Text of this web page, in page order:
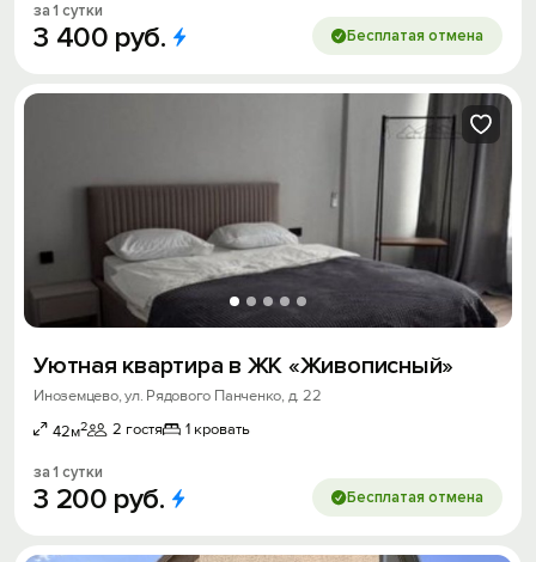
за 1 сутки
3 400 руб. Бесплатая отмена
Уютная квартира в ЖК «Живописный»
Иноземцево, ул. Рядового Панченко, д. 22
42м2 2 гостя 1 кровать
за 1 сутки
3 200 руб. Бесплатая отмена